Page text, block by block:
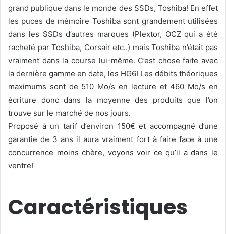
grand publique dans le monde des SSDs, Toshiba! En effet
les puces de mémoire Toshiba sont grandement utilisées
dans les SSDs d’autres marques (Plextor, OCZ qui a été
racheté par Toshiba, Corsair etc..) mais Toshiba n’était pas
vraiment dans la course lui-même. C’est chose faite avec
la dernière gamme en date, les HG6! Les débits théoriques
maximums sont de 510 Mo/s en lecture et 460 Mo/s en
écriture donc dans la moyenne des produits que l’on
trouve sur le marché de nos jours.
Proposé à un tarif d’environ 150€ et accompagné d’une
garantie de 3 ans il aura vraiment fort à faire face à une
concurrence moins chère, voyons voir ce qu’il a dans le
ventre!
Caractéristiques